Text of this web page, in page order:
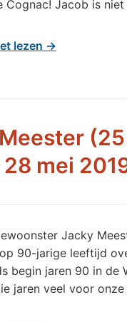
Cognac! Jacob is
lezen →
28 mei
Jacky
90-jarige leeftijd
begin jaren 90 in de
jaren veel voor